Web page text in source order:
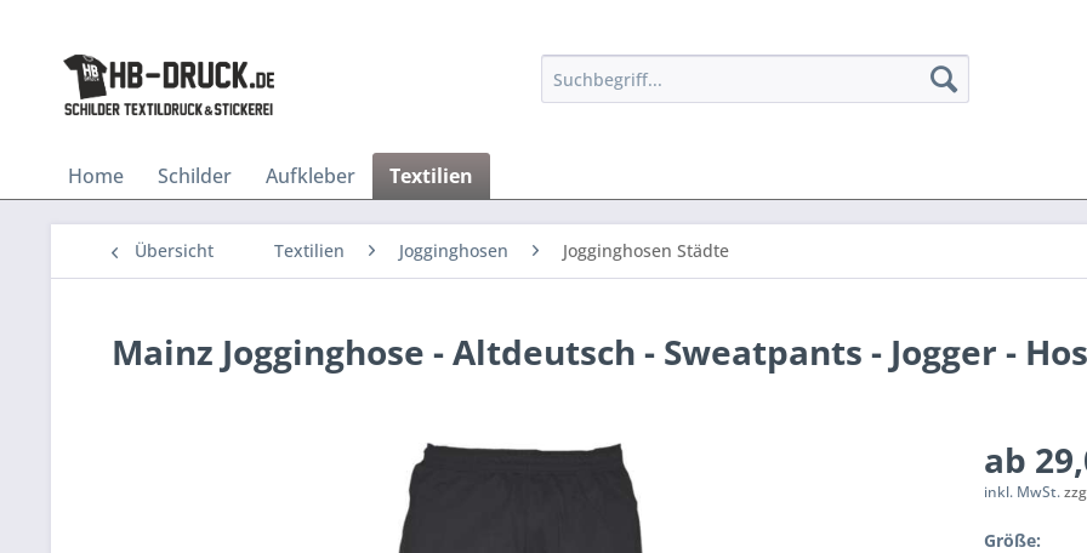
Home Schilder Aufkleber Textilien
Übersicht Textilien Jogginghosen Jogginghosen Städte
Mainz Jogginghose - Altdeutsch - Sweatpants - Jogger -
ab
inkl. MwSt.
Größe: